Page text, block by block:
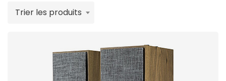
Trier les produits